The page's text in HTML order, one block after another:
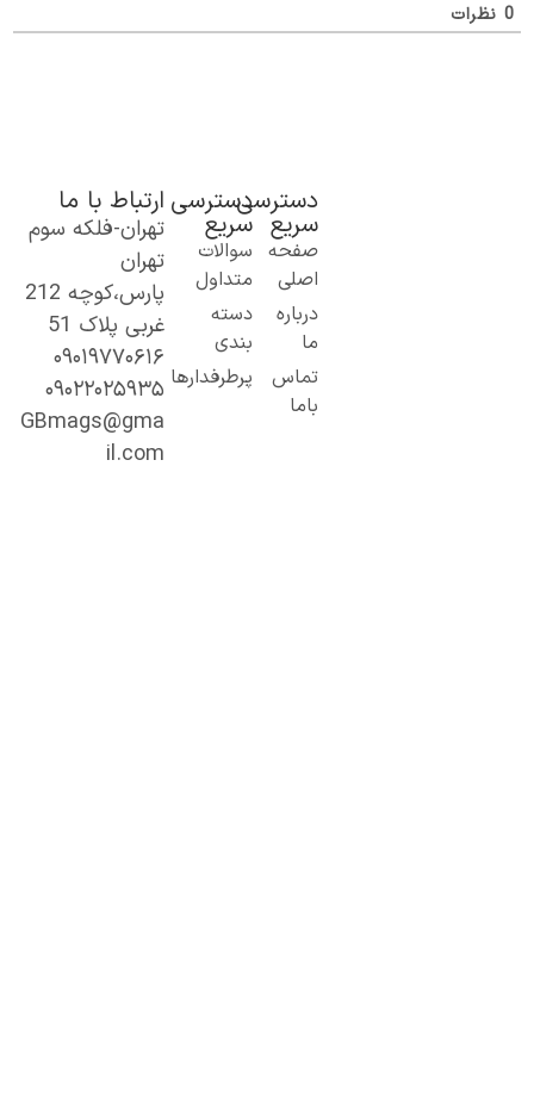
دسترسی
سریع
صفحه
اصلی
درباره
تماس
دسترسی
سریع
سوالات
متداول
دسته
بندی
پرطرفدارها
ارتباط با ما
تهران-فلکه سوم
تهران
پارس،کوچه 212
غربی پلاک 51
۰۹۰۱۹۷۷۰۶۱۶
۰۹۰۲۲۰۲۵۹۳۵
GBmags@gma
il.com